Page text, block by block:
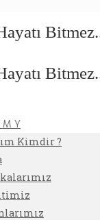
M Y
Kimdir ?